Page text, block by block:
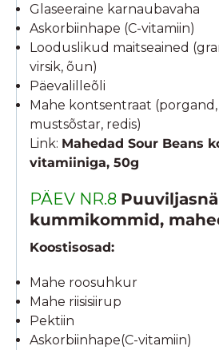
Glaseeraine karnaubavaha
Askorbiinhape (C-vitamiin)
Looduslikud maitseained
virsik, õun)
Päevalilleõli
Mahe kontsentraat
mustsõstar, redis)
Link: Mahedad Sour Beans
vitamiiniga, 50g
PÄEV NR.8
kummikommid,
Koostisosad:
Mahe roosuhkur
Mahe riisisiirup
Pektiin
Askorbiinhape(C-vitamiin)